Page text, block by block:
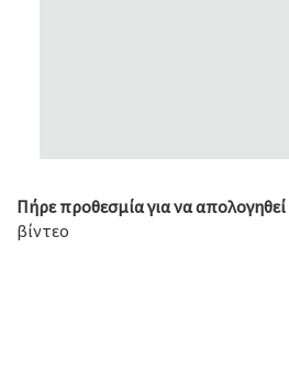
Πήρε προθεσμία για να απολογηθεί
βίντεο